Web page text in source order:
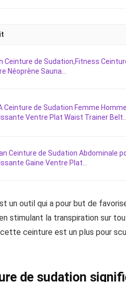
Ceinture de Sudation,Fitness
Néoprène Sauna...
Ceinture de Sudation Femme
Ventre Plat Waist Trainer Belt...
Ceinture de Sudation Abdominale
Gaine Ventre Plat...
un outil qui a pour but de
stimulant la transpiration sur
ceinture est un plus pour
de sudation